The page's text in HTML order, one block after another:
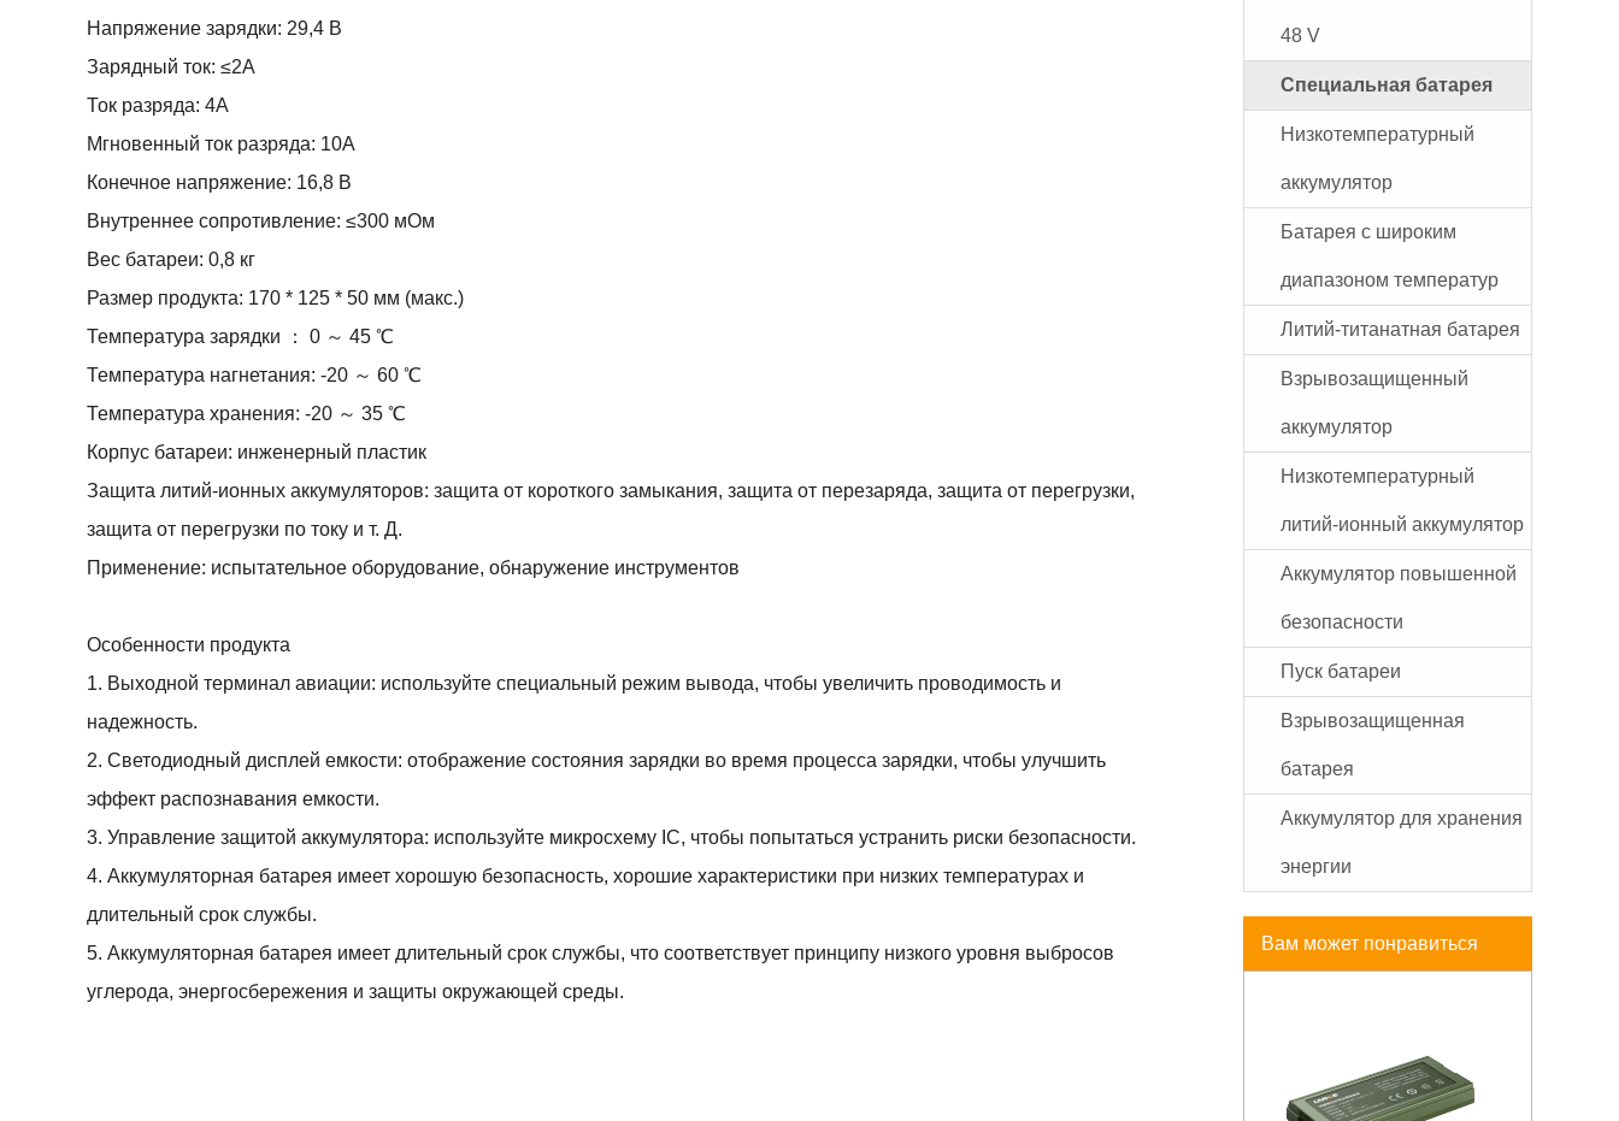
Напряжение зарядки: 29,4 В
Зарядный ток: ≤2А
Ток разряда: 4А
Мгновенный ток разряда: 10А
Конечное напряжение: 16,8 В
Внутреннее сопротивление: ≤300 мОм
Вес батареи: 0,8 кг
Размер продукта: 170 * 125 * 50 мм (макс.)
Температура зарядки ： 0 ～ 45 ℃
Температура нагнетания: -20 ～ 60 ℃
Температура хранения: -20 ～ 35 ℃
Корпус батареи: инженерный пластик
Защита литий-ионных аккумуляторов: защита от короткого замыкания, защита от перезаряда, защита от перегрузки,
защита от перегрузки по току и т. Д.
Применение: испытательное оборудование, обнаружение инструментов
Особенности продукта
1. Выходной терминал авиации: используйте специальный режим вывода, чтобы увеличить проводимость и
надежность.
2. Светодиодный дисплей емкости: отображение состояния зарядки во время процесса зарядки, чтобы улучшить
эффект распознавания емкости.
3. Управление защитой аккумулятора: используйте микросхему IC, чтобы попытаться устранить риски безопасности.
4. Аккумуляторная батарея имеет хорошую безопасность, хорошие характеристики при низких температурах и
длительный срок службы.
5. Аккумуляторная батарея имеет длительный срок службы, что соответствует принципу низкого уровня выбросов
углерода, энергосбережения и защиты окружающей среды.
48 V
Специальная батарея
Низкотемпературный
аккумулятор
Батарея с широким
диапазоном температур
Литий-титанатная батарея
Взрывозащищенный
аккумулятор
Низкотемпературный
литий-ионный аккумулятор
Аккумулятор повышенной
безопасности
Пуск батареи
Взрывозащищенная
батарея
Аккумулятор для хранения
энергии
Вам может понравиться